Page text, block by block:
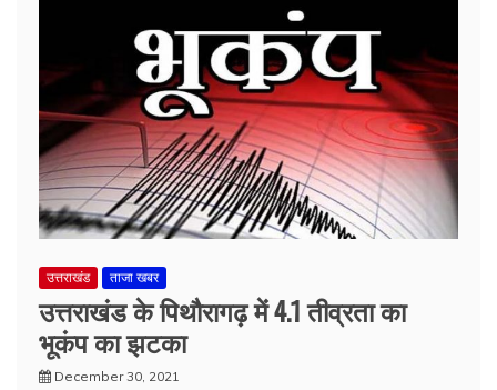
उत्तराखंड ताजा खबर
उत्तराखंड के पिथौरागढ़ में 4.1 तीव्रता का
भूकंप का झटका
December 30, 2021